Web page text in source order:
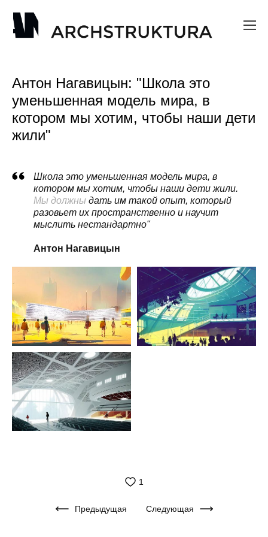
Антон Нагавицын: "Школа это
уменьшенная модель мира, в
котором мы хотим, чтобы наши дети
жили"
Школа это уменьшенная модель мира, в
котором мы хотим, чтобы наши дети жили.
Мы должны дать им такой опыт, который
разовьет их пространственно и научит
мыслить нестандартно"
Антон Нагавицын
1
Предыдущая Следующая